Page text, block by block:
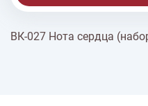
Доставка
ВК-027 Нота сердца